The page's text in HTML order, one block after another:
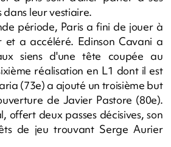
dans leur vestiaire.
période, Paris a fini de jouer à
et a accéléré. Edinson Cavani a
siens d'une tête coupée au
réalisation en L1 dont il est
(73e) a ajouté un troisième but
de Javier Pastore (80e).
offert deux passes décisives, son
de jeu trouvant Serge Aurier